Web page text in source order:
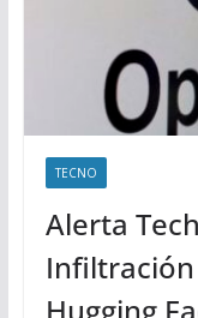
TECNO
Alerta